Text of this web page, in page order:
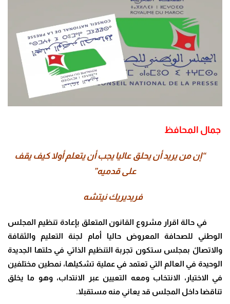
جمال المحافظ
“إن من يريد أن يحلق عاليا يجب أن يتعلم أولا كيف يقف
على قدميه”
فريديريك نيتشه
في حالة اقرار مشروع القانون المتعلق بإعادة تنظيم المجلس
الوطني للصحافة المعروض حاليا أمام لجنة التعليم والثقافة
والاتصالً بمجلس ستكون تجربة التنظيم الذاتي في حلتها الجديدة
الوحيدة في العالم التي تعتمد في عملية تشكيلها، نمطين مختلفين
في الاختيار، الانتخاب ومعه التعيين عبر الانتداب، وهو ما يخلق
تناقضا داخل المجلس قد يعاني منه مستقبلا.